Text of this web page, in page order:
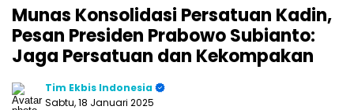
Munas Konsolidasi Persatuan Kadin,
Pesan Presiden Prabowo Subianto:
Jaga Persatuan dan Kekompakan
Tim Ekbis Indonesia
Sabtu, 18 Januari 2025